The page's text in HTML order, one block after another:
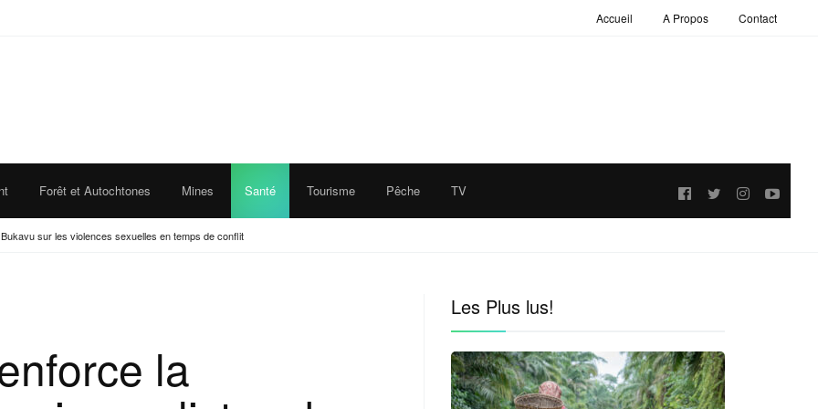
Accueil A Propos Contact
Forêt et Autochtones Mines Santé Tourisme Pêche TV Follow
sur les violences sexuelles en temps de conflit
la
Les Plus lus!